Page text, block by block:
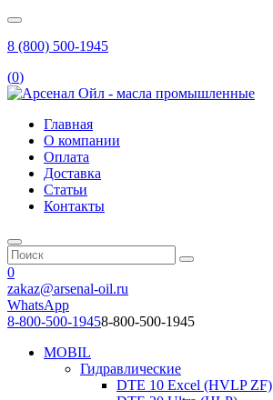
8 (800) 500-1945
(0)
Главная
О компании
Оплата
Доставка
Статьи
Контакты
0
zakaz@arsenal-oil.ru
WhatsApp
8-800-500-19458-800-500-1945
MOBIL
Гидравлические
DTE 10 Excel (HVLP ZF)